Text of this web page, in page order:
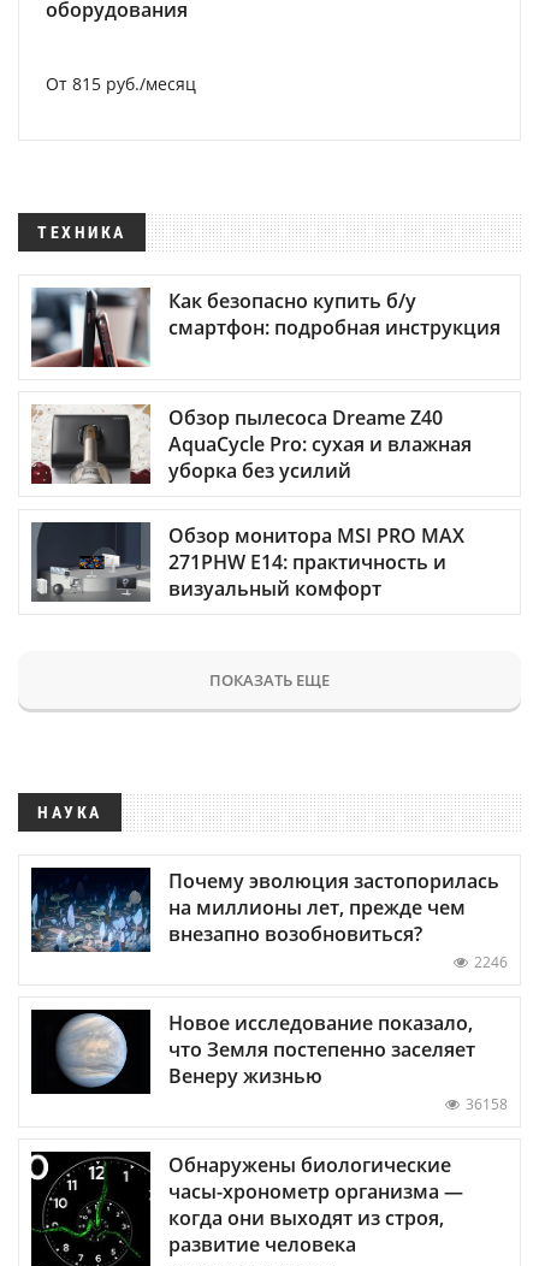
оборудования
От 815 руб./месяц
ТЕХНИКА
Как безопасно купить б/у
смартфон: подробная инструкция
Обзор пылесоса Dreame Z40
AquaCycle Pro: сухая и влажная
уборка без усилий
Обзор монитора MSI PRO MAX
271PHW E14: практичность и
визуальный комфорт
ПОКАЗАТЬ ЕЩЕ
НАУКА
Почему эволюция застопорилась
на миллионы лет, прежде чем
внезапно возобновиться?
2246
Новое исследование показало,
что Земля постепенно заселяет
Венеру жизнью
36158
Обнаружены биологические
часы-хронометр организма —
когда они выходят из строя,
развитие человека